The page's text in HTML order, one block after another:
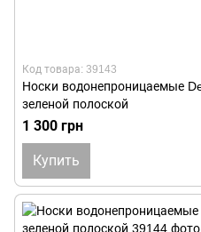
Код товара: 39143
Носки водонепроницаемые
зеленой полоской
1 300 грн
Купить